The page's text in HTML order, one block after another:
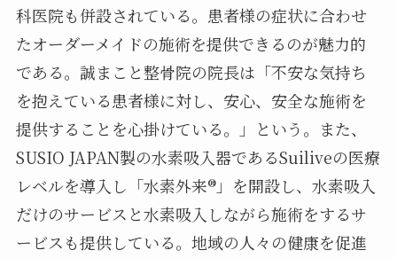
科医院も併設されている。患者様の症状に合わせ
たオーダーメイドの施術を提供できるのが魅力的
である。誠まこと整骨院の院長は「不安な気持ち
を抱えている患者様に対し、安心、安全な施術を
提供することを心掛けている。」という。また、
SUSIO JAPAN製の水素吸入器であるSuiliveの医療
レベルを導入し「水素外来®️」を開設し、水素吸入
だけのサービスと水素吸入しながら施術をするサ
ービスも提供している。地域の人々の健康を促進